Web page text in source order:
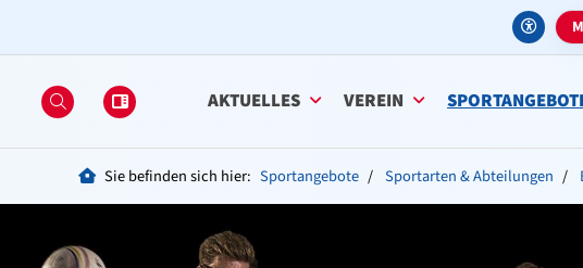
AKTUELLES VEREIN
Sie befinden sich hier: Sportangebote Sportarten & Abteilungen